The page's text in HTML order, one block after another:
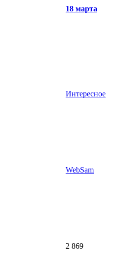
18 марта
Интересное
WebSam
2 869